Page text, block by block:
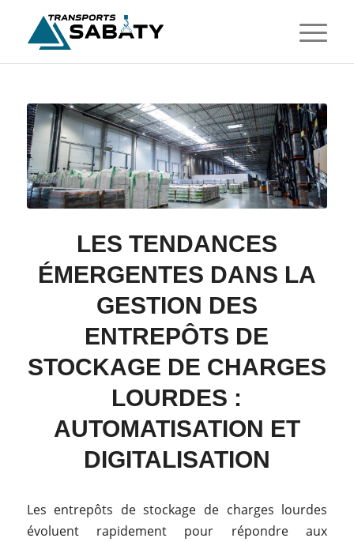
LES TENDANCES
ÉMERGENTES DANS LA
GESTION DES
ENTREPÔTS DE
STOCKAGE DE CHARGES
LOURDES :
AUTOMATISATION ET
DIGITALISATION
Les entrepôts de stockage de charges lourdes
évoluent rapidement pour répondre aux